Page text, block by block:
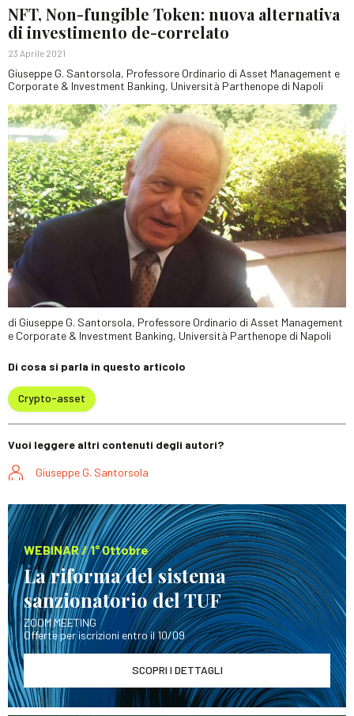
NFT, Non-fungible Token: nuova alternativa
di investimento de-correlato
23 Aprile 2021
Giuseppe G. Santorsola, Professore Ordinario di Asset Management e
Corporate & Investment Banking, Università Parthenope di Napoli
di Giuseppe G. Santorsola, Professore Ordinario di Asset Management
e Corporate & Investment Banking, Università Parthenope di Napoli
Di cosa si parla in questo articolo
Crypto-asset
Vuoi leggere altri contenuti degli autori?
Giuseppe G. Santorsola
WEBINAR / 1° Ottobre
La riforma del sistema
sanzionatorio del TUF
ZOOM MEETING
Offerte per iscrizioni entro il 10/09
SCOPRI I DETTAGLI